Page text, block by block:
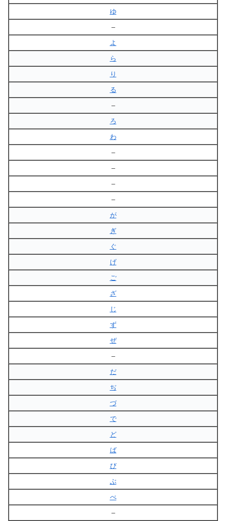
ゆ
–
よ
ら
り
る
–
ろ
わ
–
–
–
–
が
ぎ
ぐ
げ
ご
ざ
じ
ず
ぜ
–
だ
ぢ
づ
で
ど
ば
び
ぶ
べ
–